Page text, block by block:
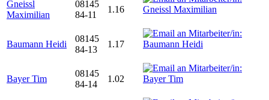
Gneissl
Maximilian
08145
84-11
1.16
Baumann Heidi
08145
84-13
1.17
Bayer Tim
08145
84-14
1.02